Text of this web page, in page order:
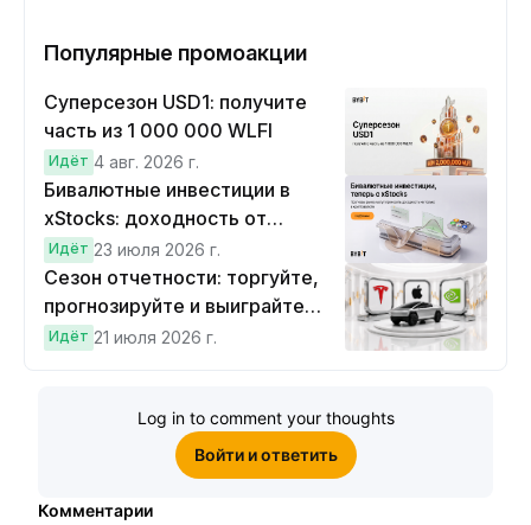
Популярные промоакции
Суперсезон USD1: получите
часть из 1 000 000 WLFI
Идёт 4 авг. 2026 г.
Бивалютные инвестиции в
xStocks: доходность от
прогнозов
Идёт 23 июля 2026 г.
Сезон отчетности: торгуйте,
прогнозируйте и выиграйте
Cybertruck!
Идёт 21 июля 2026 г.
Log in to comment your thoughts
Войти и ответить
Комментарии